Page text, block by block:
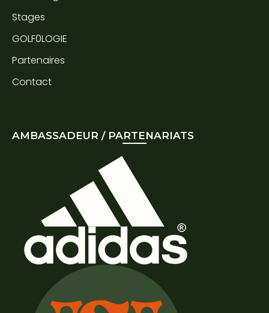
Stages
GOLF0LOGIE
Partenaires
Contact
AMBASSADEUR / PARTENARIATS